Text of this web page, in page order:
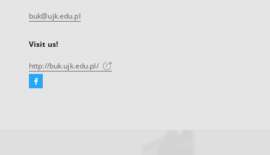
buk@ujk.edu.pl
Visit us!
http://buk.ujk.edu.pl/
Facebook